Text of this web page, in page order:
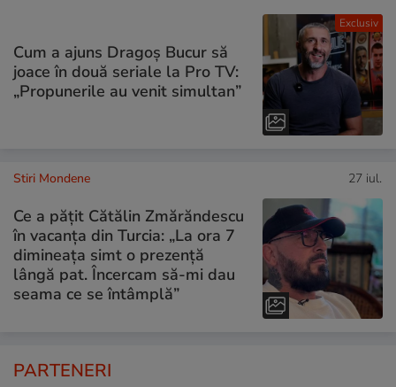
Exclusiv
Cum a ajuns Dragoș Bucur să
joace în două seriale la Pro TV:
„Propunerile au venit simultan”
Stiri Mondene 27 iul.
Ce a pățit Cătălin Zmărăndescu
în vacanța din Turcia: „La ora 7
dimineața simt o prezență
lângă pat. Încercam să-mi dau
seama ce se întâmplă”
PARTENERI